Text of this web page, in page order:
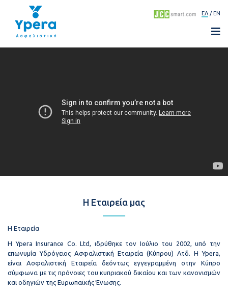
ΕΛ EN
Η Εταιρεία μας
Η Εταιρεία
Η Ypera Insurance Co. Ltd, ιδρύθηκε τον Ιούλιο του 2002, υπό την
επωνυμία Υδρόγειος Ασφαλιστική Εταιρεία (Κύπρου) Λτδ. Η Ypera,
είναι Ασφαλιστική Εταιρεία δεόντως εγγεγραμμένη στην Κύπρο
σύμφωνα με τις πρόνοιες του κυπριακού δικαίου και των κανονισμών
και οδηγιών της Ευρωπαϊκής Ένωσης.